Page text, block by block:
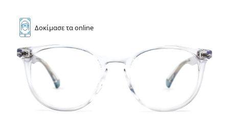
Δοκίμασετα online